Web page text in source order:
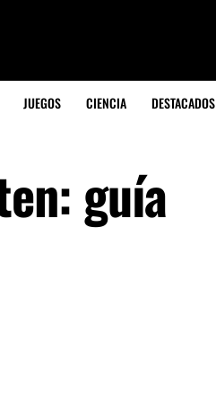
JUEGOS CIENCIA DESTACADOS
guía